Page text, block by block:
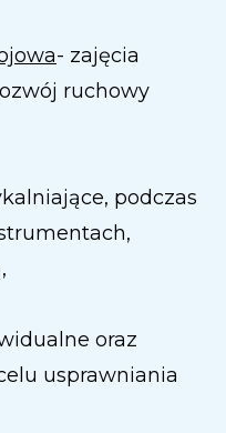
- zajęcia
ruchowy
podczas
oraz
usprawniania